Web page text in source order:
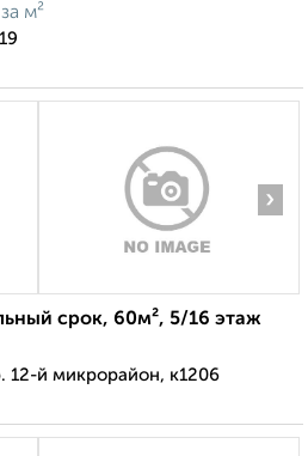
за м²
›
срок, 60м², 5/16 этаж
12-й микрорайон, к1206